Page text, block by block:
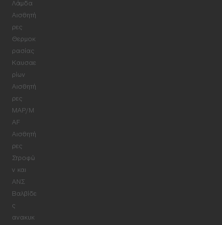
Λάμδα
Αισθητή
ρες
Θερμοκ
ρασίας
Καυσαε
ρίων
Αισθητή
ρες
MAP/M
AF
Αισθητή
ρες
Στροφώ
ν και
ΑΝΣ
Βαλβίδε
ς
ανακυκ